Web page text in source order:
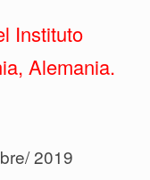
Instituto
Alemania.
2019